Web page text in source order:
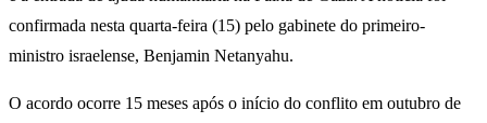
confirmada nesta quarta-feira (15) pelo gabinete do primeiro-
ministro israelense, Benjamin Netanyahu.
O acordo ocorre 15 meses após o início do conflito em outubro de